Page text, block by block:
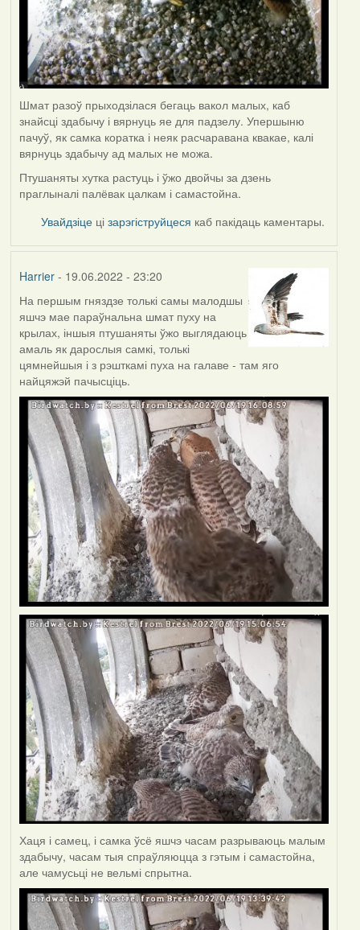
Шмат разоў прыходзілася бегаць вакол малых, каб
знайсці здабычу і вярнуць яе для падзелу. Упершыню
пачуў, як самка коратка і неяк расчаравана квакае, калі
вярнуць здабычу ад малых не можа.
Птушаняты хутка растуць і ўжо двойчы за дзень
праглыналі палёвак цалкам і самастойна.
Увайдзіце цізарэгіструйцеся каб пакідаць каментары.
Harrier- 19.06.2022 - 23:20
На першым гняздзе толькі самы малодшы
яшчэ мае параўнальна шмат пуху на
крылах, іншыя птушаняты ўжо выглядаюць
амаль як дарослыя самкі, толькі
цямнейшыя і з рэшткамі пуха на галаве - там яго
найцяжэй пачысціць.
Хаця і самец, і самка ўсё яшчэ часам разрываюць малым
здабычу, часам тыя спраўляюцца з гэтым і самастойна,
але чамусьці не вельмі спрытна.